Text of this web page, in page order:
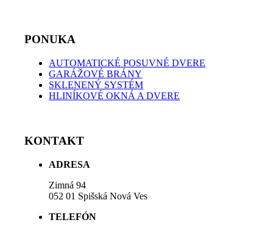
PONUKA
AUTOMATICKÉ POSUVNÉ DVERE
GARÁŽOVÉ BRÁNY
SKLENENÝ SYSTÉM
HLINÍKOVÉ OKNÁ A DVERE
KONTAKT
ADRESA
Zimná 94
052 01 Spišská Nová Ves
TELEFÓN